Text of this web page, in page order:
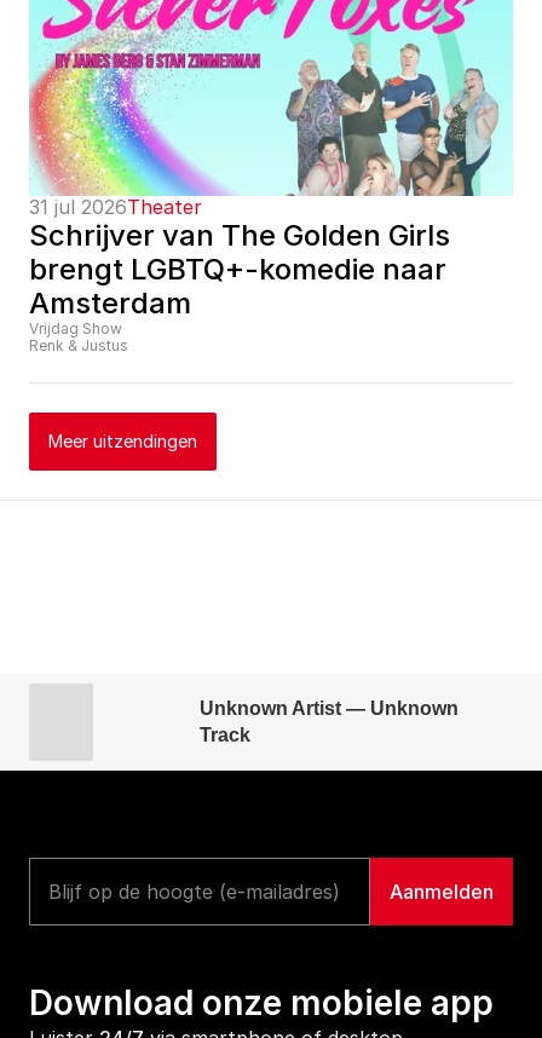
31 jul 2026Theater
Schrijver van The Golden Girls
brengt LGBTQ+-komedie naar
Amsterdam
Vrijdag Show
Renk & Justus
Meer uitzendingen
Unknown Artist — Unknown
Track
Download onze mobiele app